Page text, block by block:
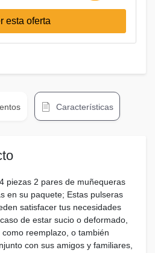
esta oferta
Características
piezas 2 pares de muñequeras
en su paquete; Estas pulseras
satisfacer tus necesidades
de estar sucio o deformado,
reemplazo, o también
con sus amigos y familiares,